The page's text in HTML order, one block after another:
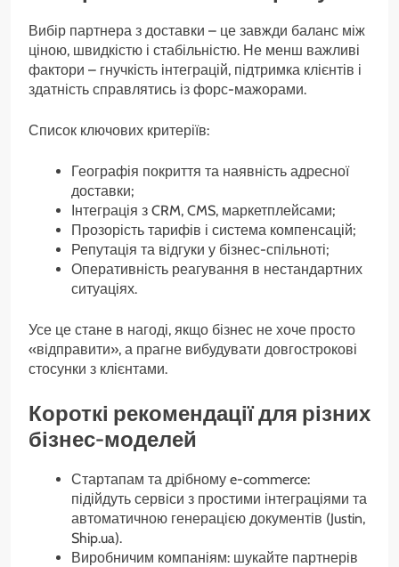
Вибір партнера з доставки – це завжди баланс між
ціною, швидкістю і стабільністю. Не менш важливі
фактори – гнучкість інтеграцій, підтримка клієнтів і
здатність справлятись із форс-мажорами.
Список ключових критеріїв:
Географія покриття та наявність адресної
доставки;
Інтеграція з CRM, CMS, маркетплейсами;
Прозорість тарифів і система компенсацій;
Репутація та відгуки у бізнес-спільноті;
Оперативність реагування в нестандартних
ситуаціях.
Усе це стане в нагоді, якщо бізнес не хоче просто
«відправити», а прагне вибудувати довгострокові
стосунки з клієнтами.
Короткі рекомендації для різних
бізнес-моделей
Стартапам та дрібному e-commerce:
підійдуть сервіси з простими інтеграціями та
автоматичною генерацією документів (Justin,
Ship.ua).
Виробничим компаніям: шукайте партнерів